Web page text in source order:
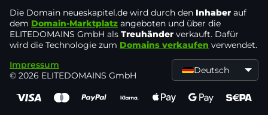
Die Domain neueskapitel.de wird durch den Inhaber auf
dem Domain-Marktplatz angeboten und über die
ELITEDOMAINS GmbH als Treuhänder verkauft. Dafür
wird die Technologie zum Domains verkaufen verwendet.
Impressum
© 2026 ELITEDOMAINS GmbH
Deutsch